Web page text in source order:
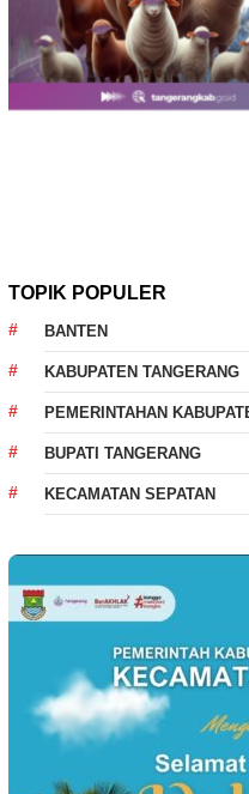
TOPIK POPULER
BANTEN
KABUPATEN TANGERANG
PEMERINTAHAN
BUPATI TANGERANG
KECAMATAN SEPATAN